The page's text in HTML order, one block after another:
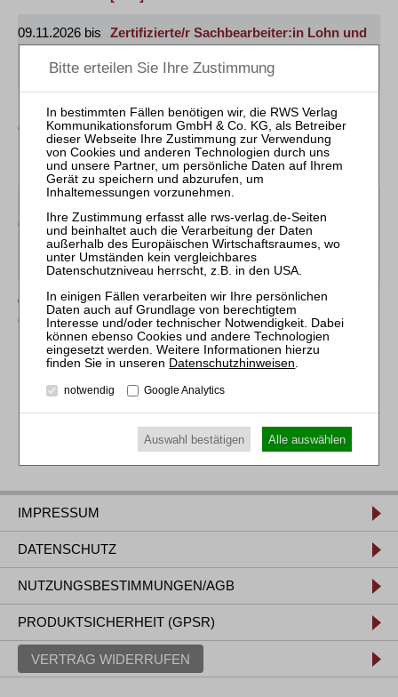
09.11.2026 bis
Frankfurt
Zertifizierte/r Sachbearbeiter:in Lohn und
17.02.2027
Online
Mitarbeiter-Webinar Herausforderungen
und Praxistipps bei der
Differenzlohnabrechnung
[GOI]
Online
und Praxistipps bei der
Differenzlohnabrechnung
[GOI]
06.10.2027
Online
Mitarbeiter-Webinar Herausforderungen
und Praxistipps bei der
Differenzlohnabrechnung
[GOI]
IMPRESSUM
DATENSCHUTZ
NUTZUNGSBESTIMMUNGEN/AGB
PRODUKTSICHERHEIT (GPSR)
VERTRAG WIDERRUFEN
Datenschutzhinweisen
notwendig Google Analytics
Auswahl bestätigen Alle auswählen